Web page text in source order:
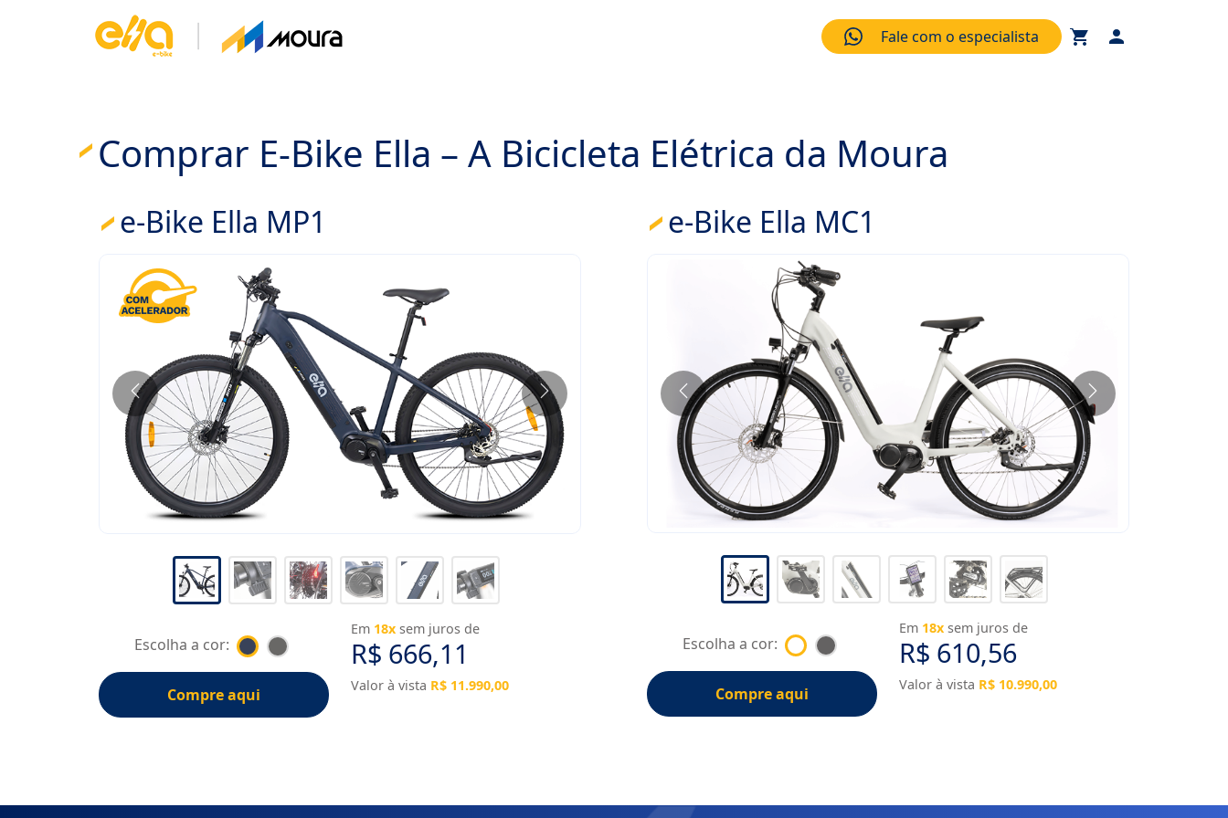
Fale com o especialista
Comprar E-Bike Ella – A Bicicleta Elétrica da Moura
e-Bike Ella MP1
Anterior Próximo
Escolha a cor:
Compre aqui
Em 18x sem juros de
R$ 666,11
Valor à vista R$ 11.990,00
e-Bike Ella MC1
Anterior Próximo
Escolha a cor:
Compre aqui
Em 18x sem juros de
R$ 610,56
Valor à vista R$ 10.990,00